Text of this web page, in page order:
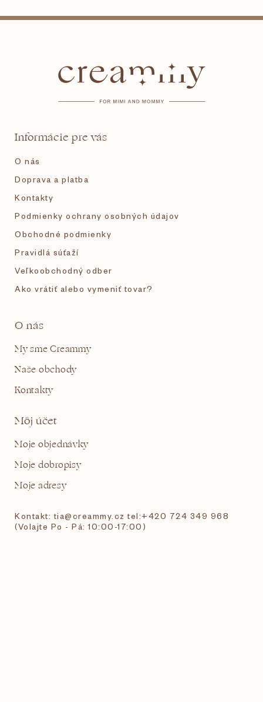
Informácie pre vás
O nás
Doprava a platba
Kontakty
Podmienky ochrany osobných údajov
Obchodné podmienky
Pravidlá súťaží
Veľkoobchodný odber
Ako vrátiť alebo vymeniť tovar?
O nás
My sme Creammy
Naše obchody
Kontakty
Môj účet
Moje objednávky
Moje dobropisy
Moje adresy
Kontakt: tia@creammy.cz tel:+420 724 349 968
(Volajte Po - Pá: 10:00-17:00)